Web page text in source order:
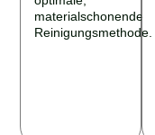
materialschonende
Reinigungsmethode.